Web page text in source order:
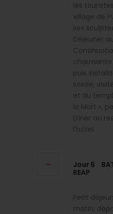
les
village de
ses
Déjeuner
charmante
puis
soirée,
et du
la Mort »,
Dîner au
l’hôtel.
Jour 6
REAP
Petit
matin,